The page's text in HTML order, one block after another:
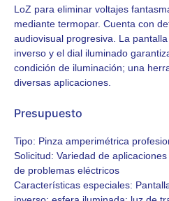
LoZ para eliminar voltajes
mediante termopar. Cuenta con
audiovisual progresiva. La
inverso y el dial iluminado
condición de iluminación; una
diversas aplicaciones.
Presupuesto
Tipo: Pinza amperimétrica
Solicitud: Variedad de
de problemas eléctricos
Características especiales: